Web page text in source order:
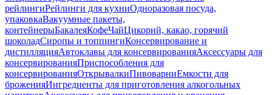
рейлингиРейлинги для кухниОдноразовая посуда,
упаковкаВакуумные пакеты,
контейнерыБакалеяКофеЧайЦикорий, какао, горячий
шоколадСиропы и топпингиКонсервирование и
дистилляцияАвтоклавы для консервированияАксессуары для
консервированияПриспособления для
консервированияОткрывалкиПивоварниЕмкости для
броженияИнгредиенты для приготовления алкогольных